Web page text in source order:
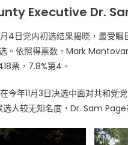
内
选
揭
晓
主
党
任
Executive Dr.
月4日党内初选结果揭晓，最受
选。依照得票数，Mark
票，7.8%第4。
今年11月3日决选中面对共和党
人较无知名度，Dr. Sam Page
圣路易时报 圣路易
免费健康检查 无
条件者使用 欢迎参
9点至中午 Grace